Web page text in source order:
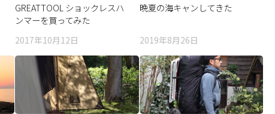
GREATTOOL ショックレスハ
ンマーを買ってみた
2017年10月12日
晩夏の海キャンしてきた
2019年8月26日